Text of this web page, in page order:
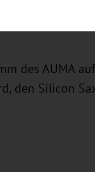
des AUMA
den Silicon